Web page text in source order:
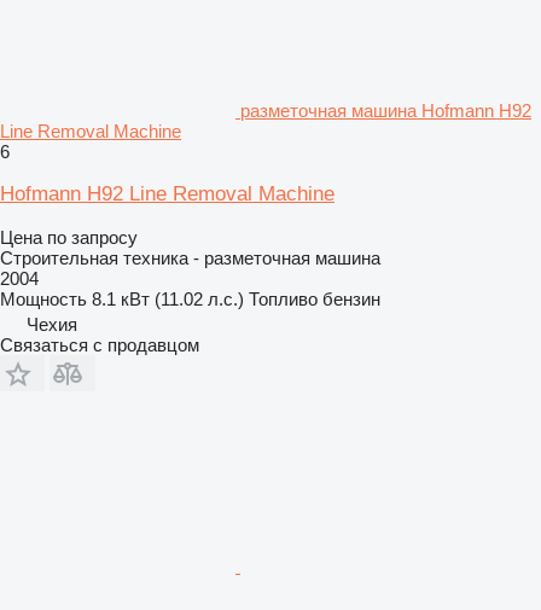
разметочная машина Hofmann H92
Line Removal Machine
6
Hofmann H92 Line Removal Machine
Цена по запросу
Строительная техника - разметочная машина
2004
Мощность 8.1 кВт (11.02 л.с.) Топливо бензин
Чехия
Связаться с продавцом